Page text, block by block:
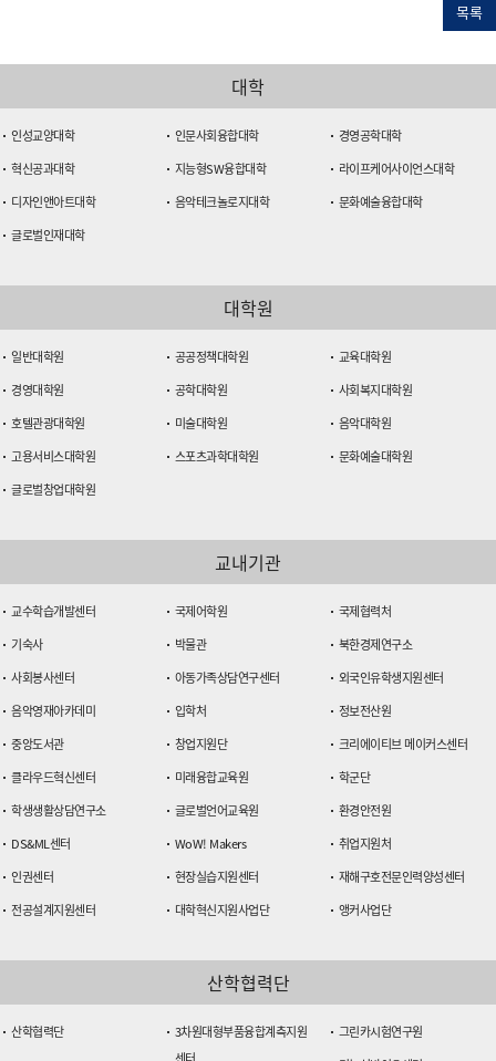
목록
대학
인성교양대학 인문사회융합대학
경영공학대학
혁신공과대학
지능형SW융합대학
라이프케어사이언스대학
디자인앤아트대학
음악테크놀로지대학
문화예술융합대학
글로벌인재대학
대학원
일반대학원 공공정책대학원
교육대학원
경영대학원
공학대학원
사회복지대학원
호텔관광대학원
미술대학원
음악대학원
고용서비스대학원
스포츠과학대학원
문화예술대학원
글로벌창업대학원
교내기관
교수학습개발센터 국제어학원
국제협력처
기숙사
박물관
북한경제연구소
사회봉사센터
아동가족상담연구센터
외국인유학생지원센터
음악영재아카데미
입학처
정보전산원
중앙도서관
창업지원단
크리에이티브 메이커스센터
클라우드혁신센터
미래융합교육원
학군단
학생생활상담연구소
글로벌언어교육원
환경안전원
DS&ML센터
WoW! Makers
취업지원처
인권센터
현장실습지원센터
재해구호전문인력양성센터
전공설계지원센터
대학혁신지원사업단 앵커사업단
산학협력단
산학협력단
3차원대형부품융합계측지원
그린카시험연구원